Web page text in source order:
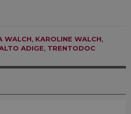
WALCH, KAROLINE WALCH,
ADIGE, TRENTODOC